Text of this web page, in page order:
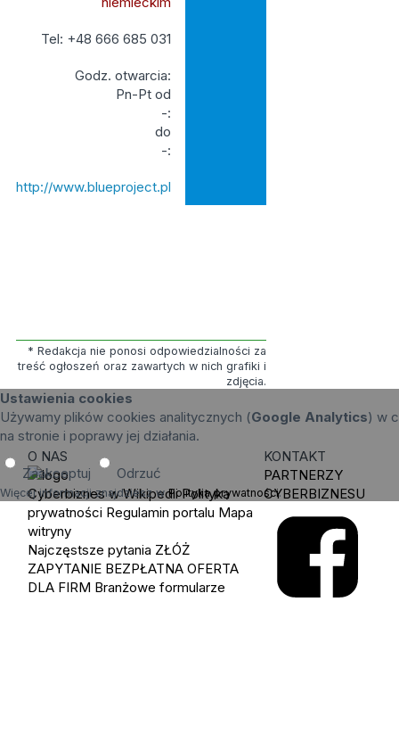
Tel: +48 666 685 031
Godz. otwarcia:
Pn-Pt od
-:
do
-:
http://www.blueproject.pl
* Redakcja nie ponosi odpowiedzialności za
treść ogłoszeń oraz zawartych w nich grafiki i
zdjęcia.
Ustawienia cookies
Używamy plików cookies analitycznych (Google Analytics) w
na stronie i poprawy jej działania.
Zaakceptuj Odrzuć
Więcej informacji znajdziesz wPolityka prywatności.
O NAS
Cyberbiznes w Wikipedii Polityka
prywatności Regulamin portalu Mapa
witryny
Najczęstsze pytania ZŁÓŻ
ZAPYTANIE BEZPŁATNA OFERTA
DLA FIRM Branżowe formularze
KONTAKT
PARTNERZY
CYBERBIZNESU